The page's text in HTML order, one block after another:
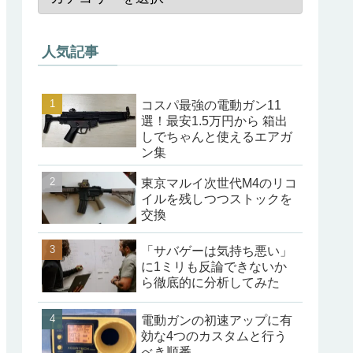
人気記事
コスパ最強の電動ガン11
選！最安1.5万円から 箱出
しでちゃんと使えるエアガ
ン集
東京マルイ次世代M4のリコ
イルを残しつつストックを
交換
「サバゲーは気持ち悪い」
に1ミリも反論できないか
ら徹底的に分析してみた
電動ガンの初速アップに有
効な4つのカスタムと行う